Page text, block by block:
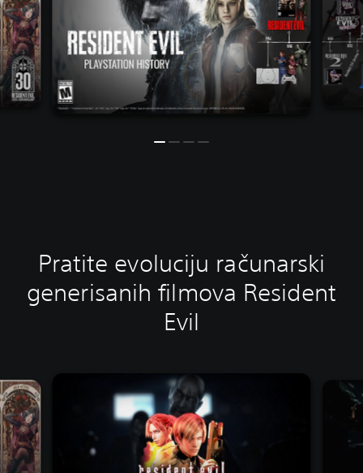
Pratite evoluciju računarski
generisanih filmova Resident
Evil